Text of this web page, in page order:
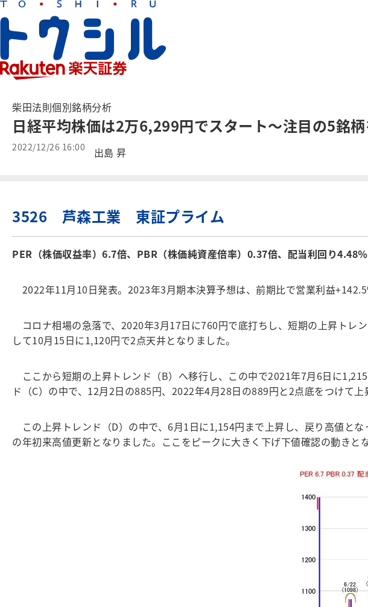
柴田法則個別銘柄分析
日経平均株価は2万6,299円でスタート～注目の5銘
2022/12/26 16:00 出島 昇
3526 芦森工業 東証プライム
PER（株価収益率）6.7倍、PBR（株価純資産倍率）0.37倍、配当利回り4.48％
2022年11月10日発表。2023年3月期本決算予想は、前期比で営業利益
コロナ相場の急落で、2020年3月17日に760円で底打ちし、短期の上昇トレ
して10月15日に1,120円で2点天井となりました。
ここから短期の上昇トレンド（B）へ移行し、この中で2021年7月6日に
ド（C）の中で、12月2日の885円、2022年4月28日の889円と2点底をつけて上
この上昇トレンド（D）の中で、6月1日に1,154円まで上昇し、戻り高値と
の年初来高値更新となりました。ここをピークに大きく下げ下値確認の動きとな